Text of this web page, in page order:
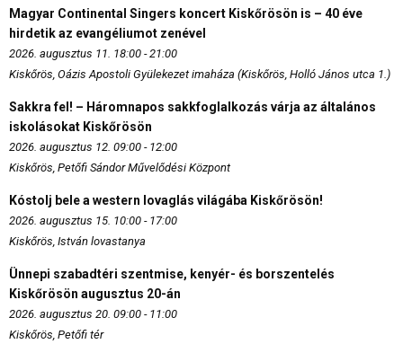
Magyar Continental Singers koncert Kiskőrösön is – 40 éve
hirdetik az evangéliumot zenével
2026. augusztus 11. 18:00 - 21:00
Kiskőrös, Oázis Apostoli Gyülekezet imaháza (Kiskőrös, Holló János utca 1.)
Sakkra fel! – Háromnapos sakkfoglalkozás várja az általános
iskolásokat Kiskőrösön
2026. augusztus 12. 09:00 - 12:00
Kiskőrös, Petőfi Sándor Művelődési Központ
Kóstolj bele a western lovaglás világába Kiskőrösön!
2026. augusztus 15. 10:00 - 17:00
Kiskőrös, István lovastanya
Ünnepi szabadtéri szentmise, kenyér- és borszentelés
Kiskőrösön augusztus 20-án
2026. augusztus 20. 09:00 - 11:00
Kiskőrös, Petőfi tér